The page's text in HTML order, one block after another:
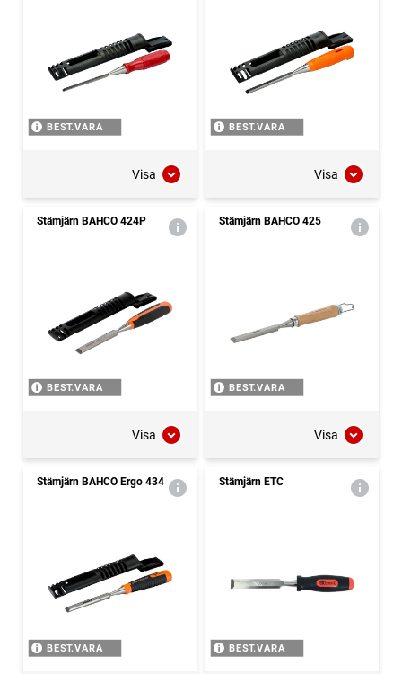
BEST.VARA
Visa
BEST.VARA
Visa
Stämjärn BAHCO 424P
BEST.VARA
Visa
Stämjärn BAHCO 425
BEST.VARA
Visa
Stämjärn BAHCO Ergo 434
BEST.VARA
Stämjärn ETC
BEST.VARA